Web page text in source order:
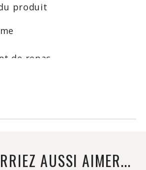
produit
de repas
matières grasses 1g
4g
AUSSI AIMER...